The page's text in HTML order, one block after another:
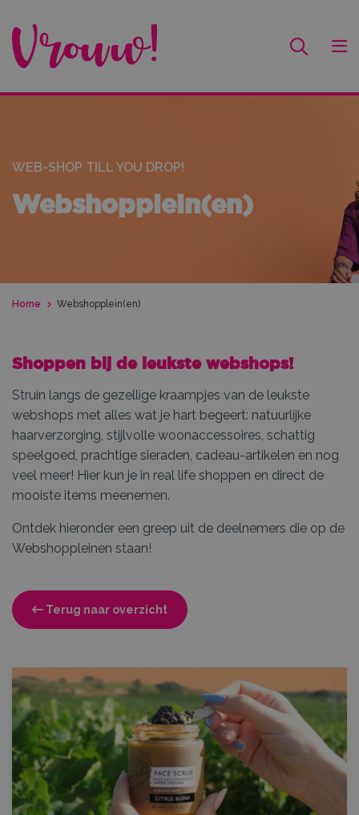
WEB-SHOP TILL YOU DROP!
Webshopplein(en)
Home Webshopplein(en)
Shoppen bij de leukste webshops!
Struin langs de gezellige kraampjes van de leukste
webshops met alles wat je hart begeert: natuurlijke
haarverzorging, stijlvolle woonaccessoires, schattig
speelgoed, prachtige sieraden, cadeau-artikelen en nog
veel meer! Hier kun je in real life shoppen en direct de
mooiste items meenemen.
Ontdek hieronder een greep uit de deelnemers die op de
Webshoppleinen staan!
Terug naar overzicht